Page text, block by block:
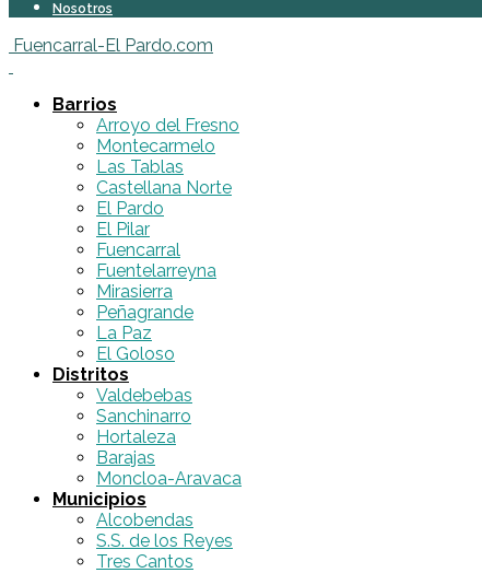
Nosotros
Fuencarral-El Pardo.com
Barrios
Arroyo del Fresno
Montecarmelo
Las Tablas
Castellana Norte
El Pardo
El Pilar
Fuencarral
Fuentelarreyna
Mirasierra
Peñagrande
La Paz
El Goloso
Distritos
Valdebebas
Sanchinarro
Hortaleza
Barajas
Moncloa-Aravaca
Municipios
Alcobendas
S.S. de los Reyes
Tres Cantos